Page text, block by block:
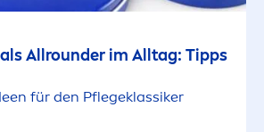
als Allrounder im Alltag: Tipps
für den Pflegeklassiker